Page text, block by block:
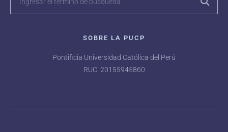
SOBRE LA PUCP
Pontificia Universidad Católica del Perú
RUC: 20155945860